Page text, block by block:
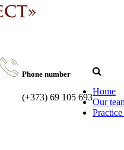
Phone number
(+373) 69 105 693
Home
Our
Practice